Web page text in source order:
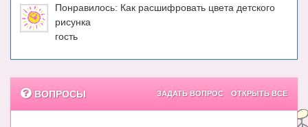
О проекте
Понравилось: Как расшифровать цвета детского
рисунка
гость
ВОПРОСЫ ОТКРЫТЬ ВСЕ
ЗАДАТЬ ВОПРОС